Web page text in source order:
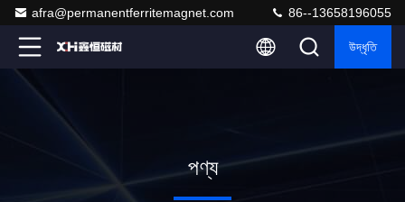
afra@permanentferritemagnet.com 86--13658196055
উদ্ধৃতি
পণ্য